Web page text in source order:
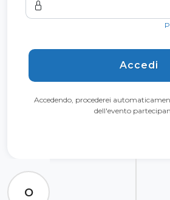
Accedi
Accedendo, procederei
dell'evento
O